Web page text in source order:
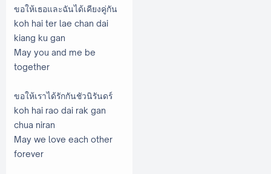
ขอให้เธอและฉันได้เคียงคู่กัน
koh hai ter lae chan dai
kiang ku gan
May you and me be
together
ขอให้เราได้รักกันชัวนิรันดร์
koh hai rao dai rak gan
chua niran
May we love each other
forever